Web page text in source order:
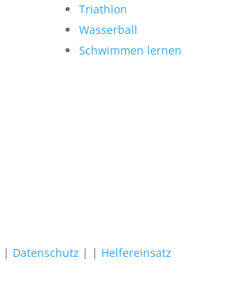
Triathlon
Wasserball
Schwimmen lernen
| Datenschutz | | Helfereinsatz